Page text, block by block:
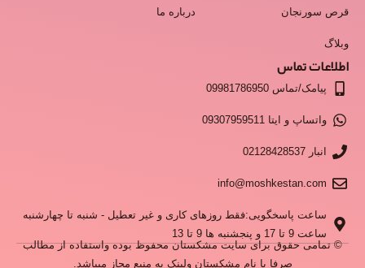
قرص سورنجان
وبلاگ
درباره ما
اطلاعات تماس
پیامک/تماس 09981786950
واتساپ و ایتا 09307959511
انبار 02128428537
info@moshkestan.com
ساعت پاسخگویی:فقط روزهای کاری و غیر تعطیل - شنبه تا چهارشنبه
ساعت 9 تا 17 و پنجشنبه ها 9 تا 13
© تمامی حقوق برای سایت مشکستان محفوظ بوده واستفاده از مطالب
صرفا با نام مشکستان ولینک به منبع مجاز میباشد.